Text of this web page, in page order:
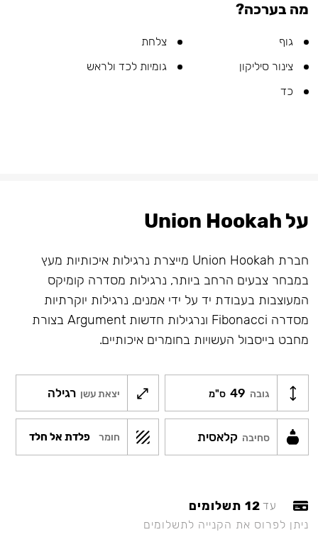
מה בערכה?
גוף
צלחת
צינור סיליקון
גומיות לכד ולראש
כד
על Union Hookah
חברת Union Hookah מייצרת נרגילות איכותיות מעץ
במבחר צבעים הרחב ביותר, נרגילות מסדרה קומיקס
המעוצבות בעבודת יד על ידי אמנים, נרגילות יוקרתיות
מסדרה Fibonacci ונרגילות חדשות Argument בצורת
מחבט בייסבול העשויות בחומרים איכותיים.
גובה 49 ס"מ יצאת עשן רגילה
סחיבה קלאסית חומר פלדת אל חלד
עד 12 תשלומים
ניתן לפרוס את הקנייה לתשלומים